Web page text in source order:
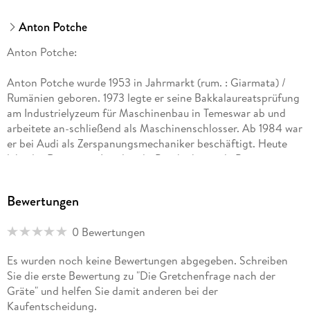
Anton Potche
Anton Potche:
Anton Potche wurde 1953 in Jahrmarkt (rum. : Giarmata) /
Rumänien geboren. 1973 legte er seine Bakkalaureatsprüfung
am Industrielyzeum für Maschinenbau in Temeswar ab und
arbeitete an-schließend als Maschinenschlosser. Ab 1984 war
er bei Audi als Zerspanungsmechaniker beschäftigt. Heute
lebt der Rentner in Ingolstadt. Potche hat viele Beiträge zu
verschiedenen Zeitungen, Zeitschriften, Anthologien sowie
und einen Band mit Prosa veröffentlicht.
Bewertungen
0 Bewertungen
Es wurden noch keine Bewertungen abgegeben. Schreiben
Sie die erste Bewertung zu "Die Gretchenfrage nach der
Gräte" und helfen Sie damit anderen bei der
Kaufentscheidung.